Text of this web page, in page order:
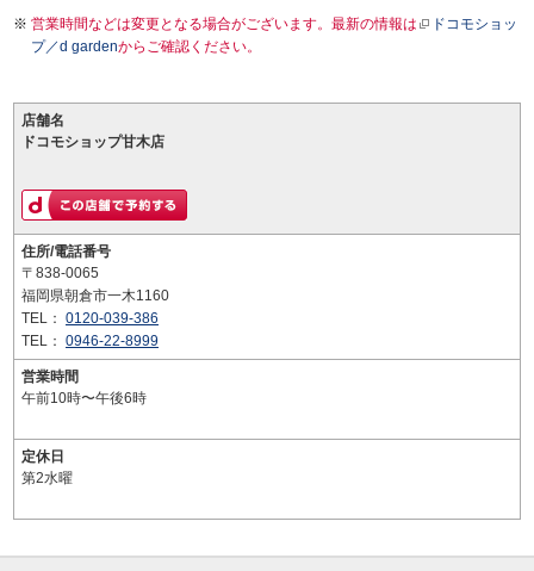
営業時間などは変更となる場合がございます。最新の情報は
ドコモショッ
プ／d gardenからご確認ください。
店舗名
ドコモショップ甘木店
住所/電話番号
〒838-0065
福岡県朝倉市一木1160
TEL： 0120-039-386
TEL： 0946-22-8999
営業時間
午前10時〜午後6時
定休日
第2水曜